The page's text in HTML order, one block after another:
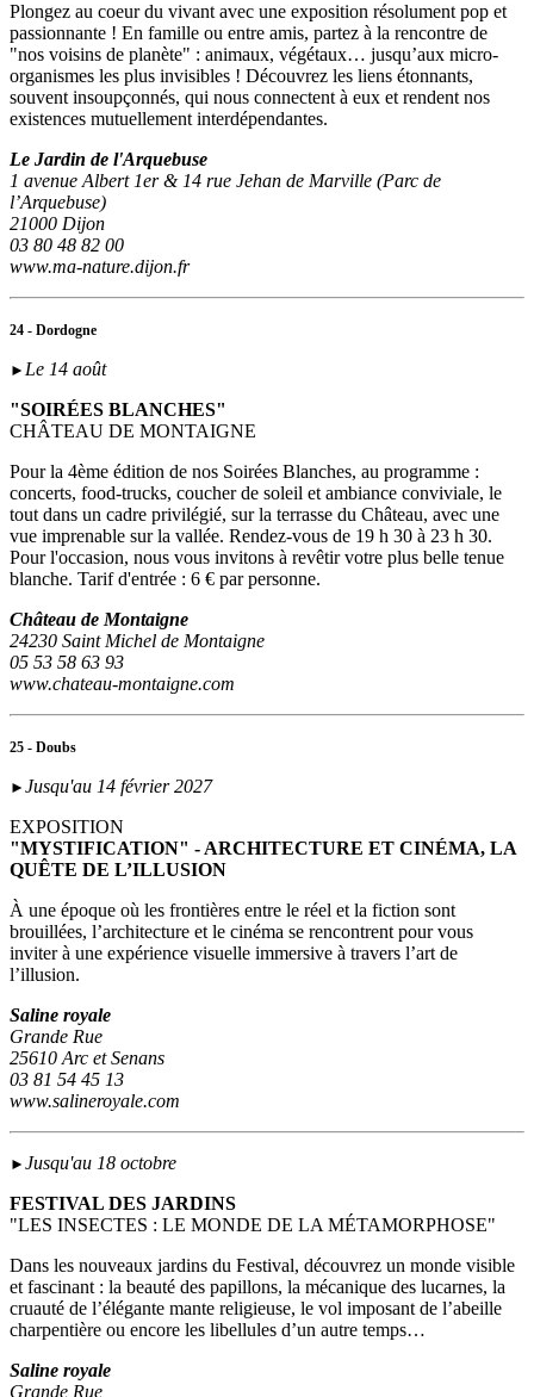
Plongez au coeur du vivant avec une exposition résolument pop et
passionnante ! En famille ou entre amis, partez à la rencontre de
"nos voisins de planète" : animaux, végétaux… jusqu’aux micro-
organismes les plus invisibles ! Découvrez les liens étonnants,
souvent insoupçonnés, qui nous connectent à eux et rendent nos
existences mutuellement interdépendantes.
Le Jardin de l'Arquebuse
1 avenue Albert 1er & 14 rue Jehan de Marville (Parc de
l’Arquebuse)
21000 Dijon
03 80 48 82 00
www.ma-nature.dijon.fr
24 - Dordogne
► Le 14 août
"SOIRÉES BLANCHES"
CHÂTEAU DE MONTAIGNE
Pour la 4ème édition de nos Soirées Blanches, au programme :
concerts, food-trucks, coucher de soleil et ambiance conviviale, le
tout dans un cadre privilégié, sur la terrasse du Château, avec une
vue imprenable sur la vallée. Rendez-vous de 19 h 30 à 23 h 30.
Pour l'occasion, nous vous invitons à revêtir votre plus belle tenue
blanche. Tarif d'entrée : 6 € par personne.
Château de Montaigne
24230 Saint Michel de Montaigne
05 53 58 63 93
www.chateau-montaigne.com
25 - Doubs
► Jusqu'au 14 février 2027
EXPOSITION
"MYSTIFICATION" - ARCHITECTURE ET CINÉMA, LA
QUÊTE DE L’ILLUSION
À une époque où les frontières entre le réel et la fiction sont
brouillées, l’architecture et le cinéma se rencontrent pour vous
inviter à une expérience visuelle immersive à travers l’art de
l’illusion.
Saline royale
Grande Rue
25610 Arc et Senans
03 81 54 45 13
www.salineroyale.com
► Jusqu'au 18 octobre
FESTIVAL DES JARDINS
"LES INSECTES : LE MONDE DE LA MÉTAMORPHOSE"
Dans les nouveaux jardins du Festival, découvrez un monde visible
et fascinant : la beauté des papillons, la mécanique des lucarnes, la
cruauté de l’élégante mante religieuse, le vol imposant de l’abeille
charpentière ou encore les libellules d’un autre temps…
Saline royale
Grande Rue